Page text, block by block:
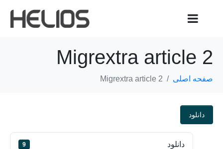
Migrextra article 2
صفحه اصلی Migrextra article 2
دانلود
دانلود 9